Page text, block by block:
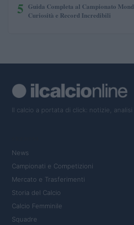
5 Guida Completa al Campionato
Curiosità e Record Incredibili
Il calcio a portata di click: notizie,
News
Campionati e Competizioni
Mercato e Trasferimenti
Storia del Calcio
Calcio Femminile
Squadre